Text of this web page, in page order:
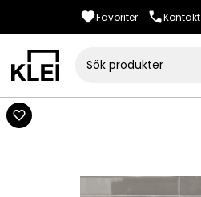
Favoriter Kontakt